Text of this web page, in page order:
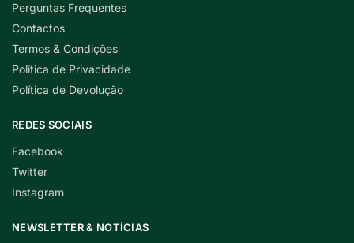
Perguntas Frequentes
Contactos
Termos & Condições
Política de Privacidade
Política de Devolução
REDES SOCIAIS
Facebook
Twitter
Instagram
NEWSLETTER & NOTÍCIAS